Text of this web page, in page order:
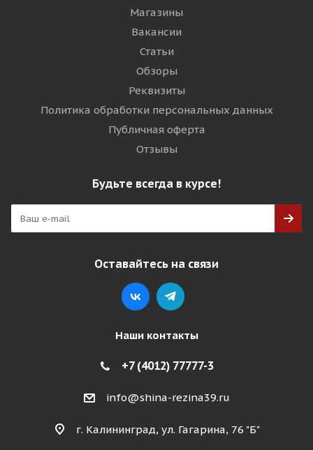
Магазины
Вакансии
Статьи
Обзоры
Реквизиты
Политика обработки персональных данных
Публичная оферта
Отзывы
Будьте всегда в курсе!
Оставайтесь на связи
Наши контакты
+7 (4012) 77777-3
info@shina-rezina39.ru
г. Калининград, ул. Гагарина, 76 "Б"